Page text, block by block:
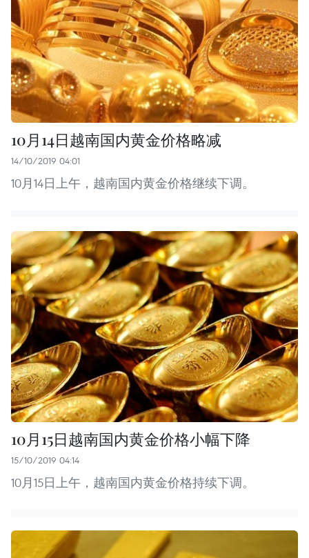
10月14日越南国内黄金价格略减
14/10/2019 04:01
10月14日上午，越南国内黄金价格继续下调。
10月15日越南国内黄金价格小幅下降
15/10/2019 04:14
10月15日上午，越南国内黄金价格持续下调。